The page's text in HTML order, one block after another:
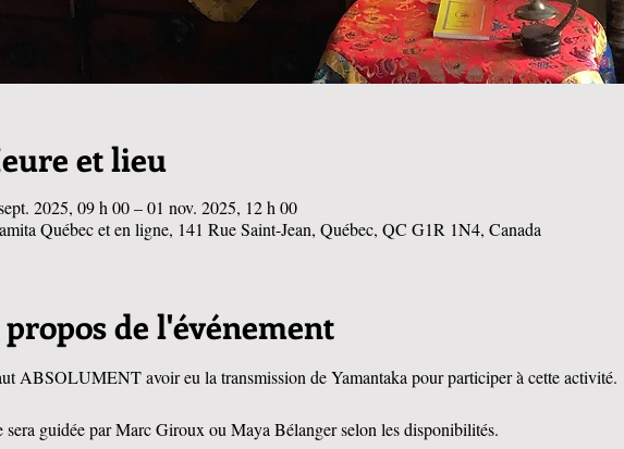
et lieu
2025, 09 h 00 – 01 nov. 2025, 12 h 00
Québec et en ligne, 141 Rue Saint-Jean, Québec, QC G1R 1N4, Canada
de l'événement
ABSOLUMENT avoir eu la transmission de Yamantaka pour participer à cette activité.
sera guidée par Marc Giroux ou Maya Bélanger selon les disponibilités.